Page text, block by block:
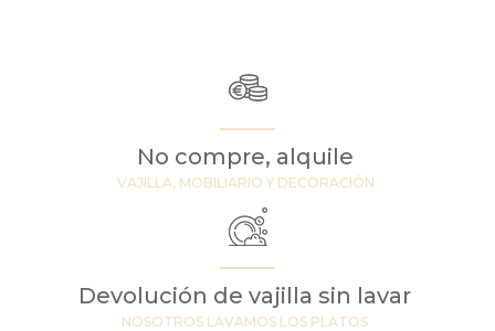
No compre, alquile
VAJILLA, MOBILIARIO Y DECORACIÓN
Devolución de vajilla sin lavar
NOSOTROS LAVAMOS LOS PLATOS